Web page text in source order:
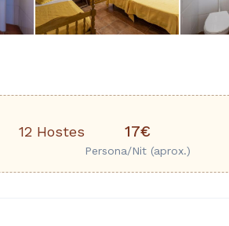
12 Hostes 17€
Persona/Nit (aprox.)